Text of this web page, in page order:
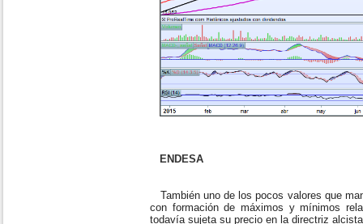
ENDESA
También uno de los pocos valores que
con formación de máximos y mínimos
todavía sujeta su precio en la directriz